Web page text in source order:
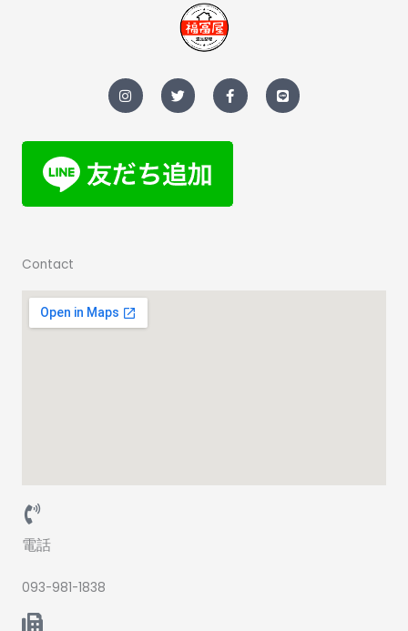
I
n
s
t
g
a
m
T
w
i
t
e
r
F
a
c
e
o
f
L
i
n
e
Contact
電話
093-981-1838